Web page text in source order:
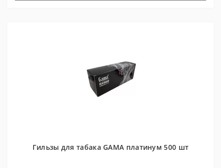
Гильзы для табака GAMA платинум 500 шт